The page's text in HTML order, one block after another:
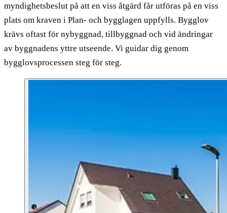
myndighetsbeslut på att en viss åtgärd får utföras på en viss
plats om kraven i Plan- och bygglagen uppfylls. Bygglov
krävs oftast för nybyggnad, tillbyggnad och vid ändringar
av byggnadens yttre utseende. Vi guidar dig genom
bygglovsprocessen steg för steg.